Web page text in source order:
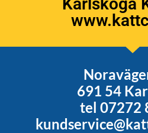
691 54
tel 07272